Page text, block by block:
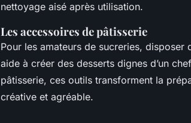
nettoyage aisé après utilisation.
Les accessoires de pâtisserie
Pour les amateurs de sucreries, disposer
aide à créer des desserts dignes d’un
pâtisserie, ces outils transforment la
créative et agréable.